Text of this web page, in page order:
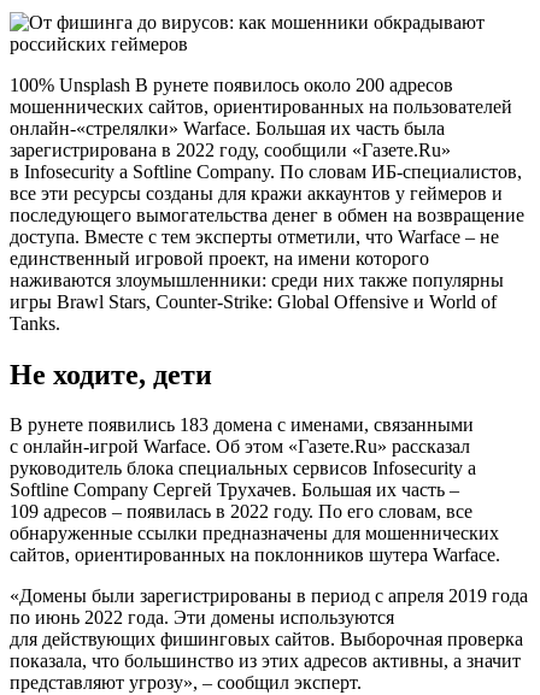
100% Unsplash В рунете появилось около 200 адресов
мошеннических сайтов, ориентированных на пользователей
онлайн-«стрелялки» Warface. Большая их часть была
зарегистрирована в 2022 году, сообщили «Газете.Ru»
в Infosecurity a Softline Company. По словам ИБ-специалистов,
все эти ресурсы созданы для кражи аккаунтов у геймеров и
последующего вымогательства денег в обмен на возвращение
доступа. Вместе с тем эксперты отметили, что Warface – не
единственный игровой проект, на имени которого
наживаются злоумышленники: среди них также популярны
игры Brawl Stars, Counter-Strike: Global Offensive и World of
Tanks.
Не ходите, дети
В рунете появились 183 домена с именами, связанными
с онлайн-игрой Warface. Об этом «Газете.Ru» рассказал
руководитель блока специальных сервисов Infosecurity a
Softline Company Сергей Трухачев. Большая их часть –
109 адресов – появилась в 2022 году. По его словам, все
обнаруженные ссылки предназначены для мошеннических
сайтов, ориентированных на поклонников шутера Warface.
«Домены были зарегистрированы в период с апреля 2019 года
по июнь 2022 года. Эти домены используются
для действующих фишинговых сайтов. Выборочная проверка
показала, что большинство из этих адресов активны, а значит
представляют угрозу», – сообщил эксперт.